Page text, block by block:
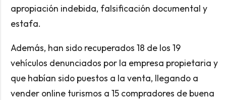
apropiación indebida, falsificación documental y
estafa.
Además, han sido recuperados 18 de los 19
vehículos denunciados por la empresa propietaria y
que habían sido puestos a la venta, llegando a
vender online turismos a 15 compradores de buena